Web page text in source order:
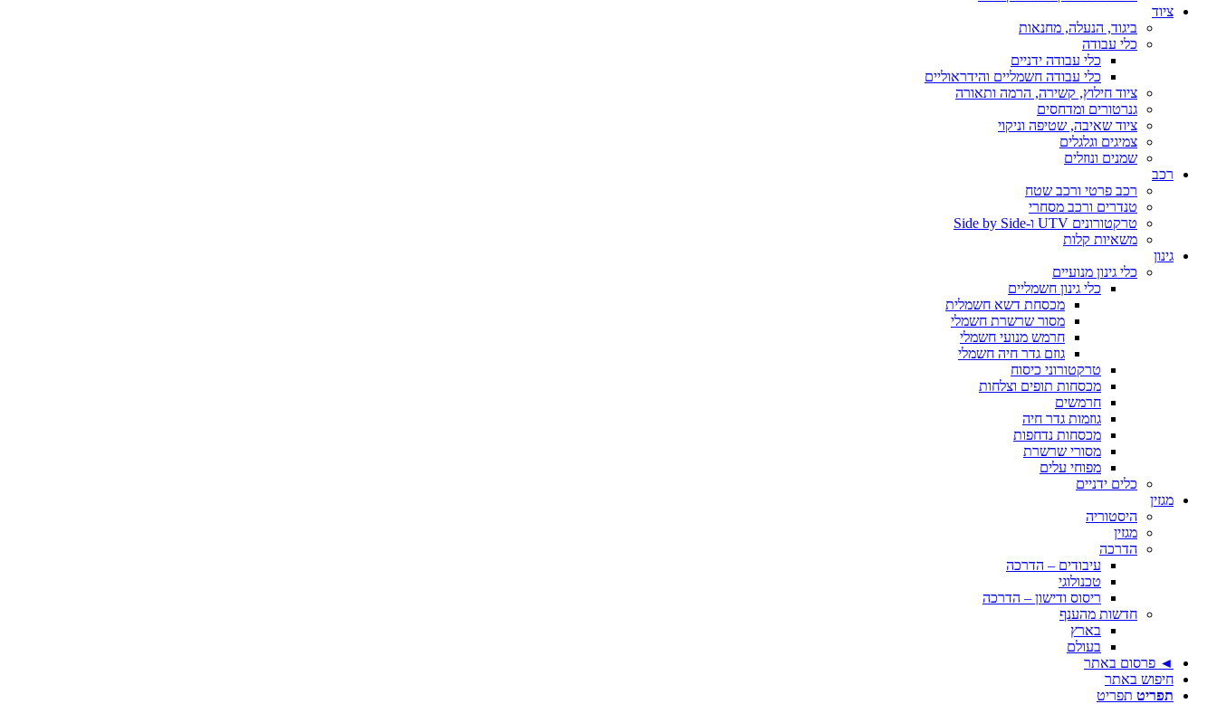
ציוד
ביגוד, הנעלה, מחנאות
כלי עבודה
כלי עבודה ידניים
כלי עבודה חשמליים והידראוליים
ציוד חילוץ, קשירה, הרמה ותאורה
גנרטורים ומדחסים
ציוד שאיבה, שטיפה וניקוי
צמיגים וגלגלים
שמנים ונוזלים
רכב
רכב פרטי ורכב שטח
טנדרים ורכב מסחרי
טרקטורונים UTV ו-Side by Side
משאיות קלות
גינון
כלי גינון מנועיים
כלי גינון חשמליים
מכסחת דשא חשמלית
מסור שרשרת חשמלי
חרמש מנועי חשמלי
גוזם גדר חיה חשמלי
טרקטורוני כיסוח
מכסחות תופים וצלחות
חרמשים
גוזמות גדר חיה
מכסחות נדחפות
מסורי שרשרת
מפוחי עלים
כלים ידניים
מגזין
היסטוריה
מגזין
הדרכה
עיבודים – הדרכה
טכנולוגי
ריסוס ודישון – הדרכה
חדשות מהענף
בארץ
בעולם
◄ פרסום באתר
חיפוש באתר
תפריט תפריט